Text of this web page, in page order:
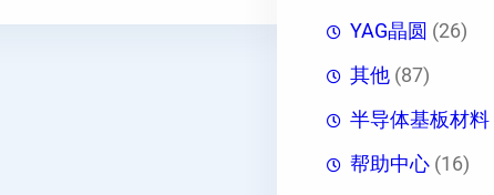
YAG晶圆 (26)
其他 (87)
半导体基板材料
帮助中心 (16)